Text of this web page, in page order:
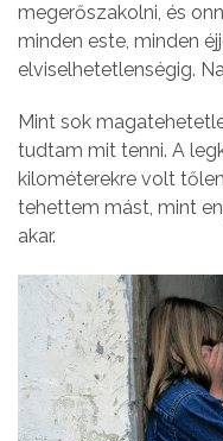
megerőszakolni, és
minden este, minden
elviselhetetlenségig.
Mint sok
tudtam mit tenni. A
kilométerekre volt
tehettem mást, mint
akar.